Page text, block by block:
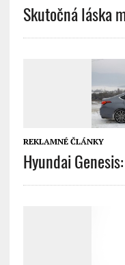
Skutočná láska
REKLAMNÉ ČLÁNKY
Hyundai